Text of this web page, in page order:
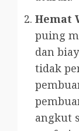
Hemat
puing
dan
tidak
angkut